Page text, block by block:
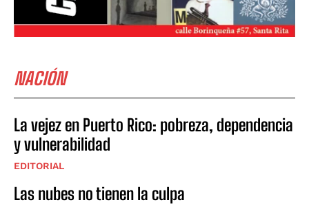
NACIÓN
La vejez en Puerto Rico: pobreza, dependencia
y vulnerabilidad
EDITORIAL
Las nubes no tienen la culpa